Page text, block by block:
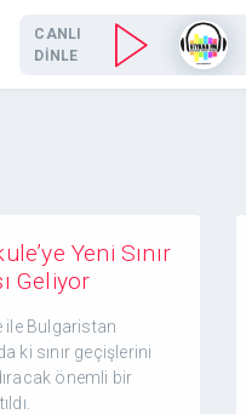
CANLI
DİNLE
Yeni Sınır
Geliyor
ile Bulgaristan
ki sınır geçişlerini
önemli bir